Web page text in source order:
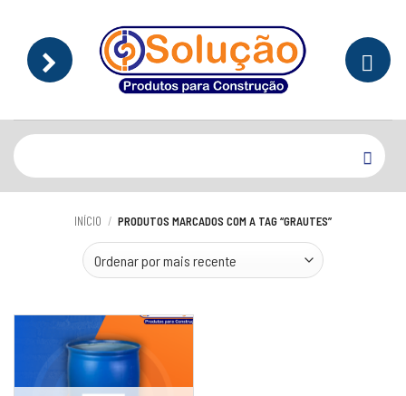
content
Pesquisar
por:
INÍCIO / PRODUTOS MARCADOS COM A TAG “GRAUTES”